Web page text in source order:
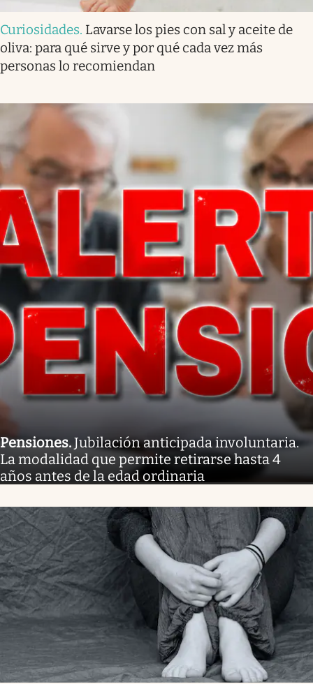
Curiosidades. Lavarse los pies con sal y aceite de
oliva: para qué sirve y por qué cada vez más
personas lo recomiendan
Pensiones.Jubilación anticipada involuntaria.
La modalidad que permite retirarse hasta 4
años antes de la edad ordinaria